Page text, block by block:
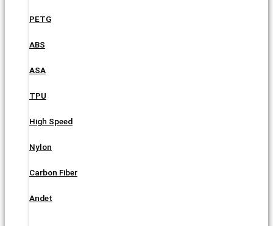
PETG
ABS
ASA
TPU
High Speed
Nylon
Carbon Fiber
Andet